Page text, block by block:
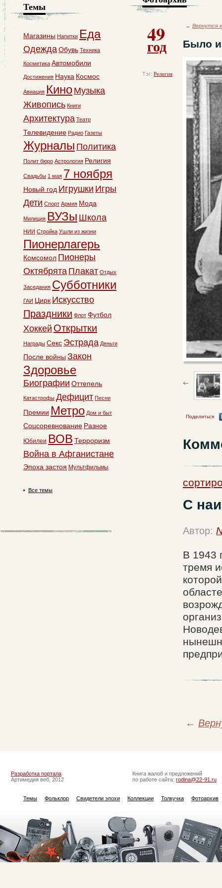
49
год
Тэг: Религия
← Вернутся
Было и
Поделиться
С
Автор:
В 1943
тремя
←
Темы
Магазины Напитки Еда
ОдеждаОбувь Техника
Косметика Автомобили
Достижения Наука Космос
Авиация Кино Музыка
Живопись Книги
Архитектура Театр
Телевидение Радио Газеты
Журналы Политика
Полит бюро Астрология Религия
Свадьбы 1 мая 7 ноября
Новый год Игрушки Игры
Дети Спорт Армия Мода
Милиция ВУЗы Школа
НИИ Стройка Ушли из жизни
Пионерлагерь
Комсомол Пионеры
Октябрята Плакат Отдых
Заседания Субботники
ГАИ Цирк Искусство
Праздники Флот Футбол
Хоккей Открытки
Награды Секс Эстрада Деньги
После войны Закон
Здоровье
Биографии Оттепель
Катастрофы Дефицит Песни
Премии Метро Дом и быт
Соцсоревнование Разное
Юбилеи ВОВ Терроризм
Война в Афганистане
Эпоха застоя Мультфильмы
Все темы
Разработка портала
Артимедия веб, 2012
Книга жалоб и предложений
по работе сайта: rodina@22-91.ru
Темы Фольклор Свидетели эпохи Коллекции Толкучка Фотоархив